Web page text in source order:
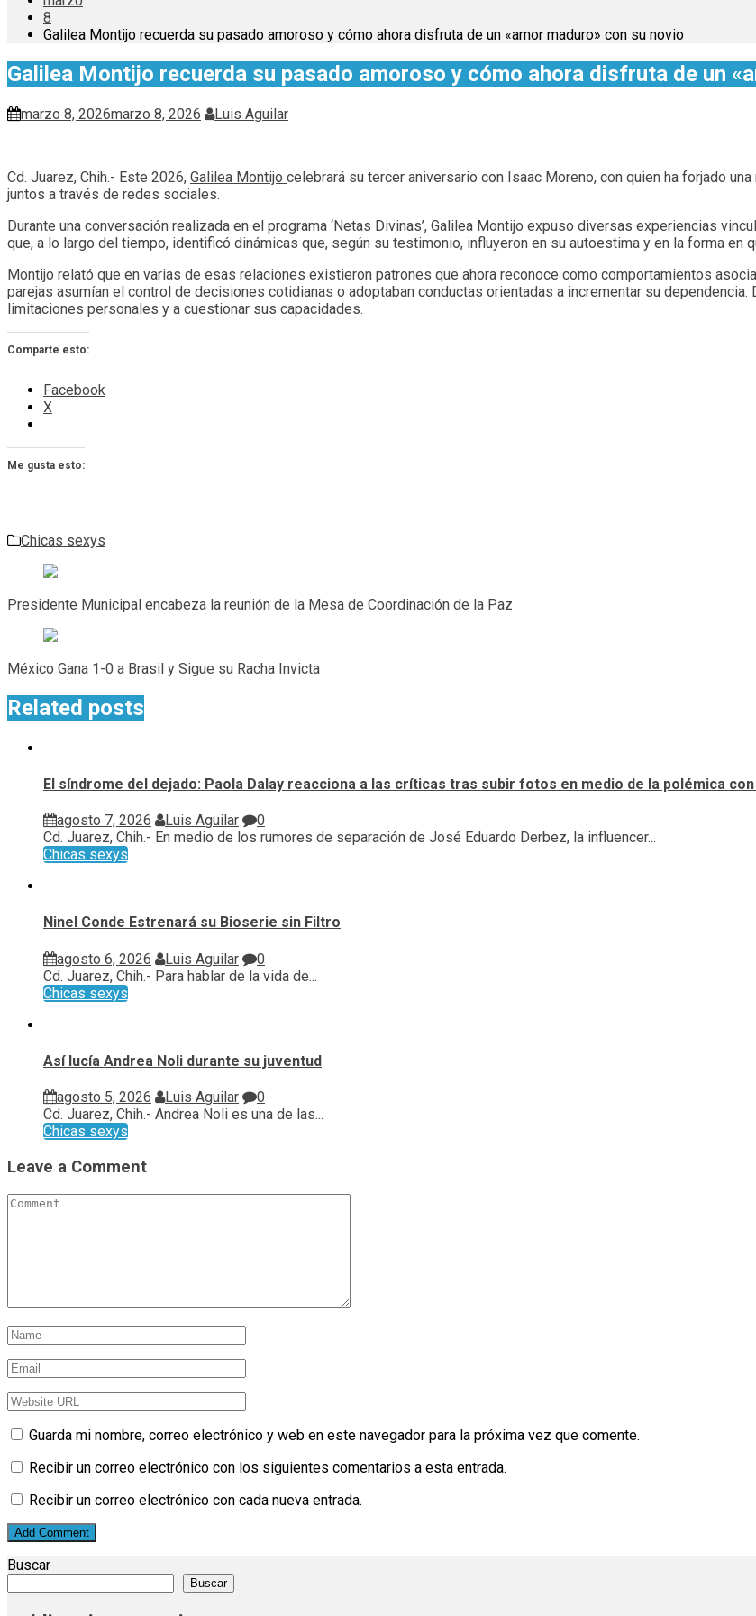
8
Galilea Montijo recuerda su pasado amoroso y cómo ahora disfruta de un «amor maduro» con su novio
Galilea Montijo recuerda su pasado amoroso y cómo ahora disfruta de un
marzo 8, 2026marzo 8, 2026 Luis Aguilar
Cd. Juarez, Chih.- Este 2026, Galilea Montijo celebrará su tercer aniversario con Isaac Moreno, con quien ha forjado
juntos a través de redes sociales.
Durante una conversación realizada en el programa ‘Netas Divinas’, Galilea Montijo expuso diversas experiencias
que, a lo largo del tiempo, identificó dinámicas que, según su testimonio, influyeron en su autoestima y en la forma en
Montijo relató que en varias de esas relaciones existieron patrones que ahora reconoce como comportamientos
parejas asumían el control de decisiones cotidianas o adoptaban conductas orientadas a incrementar su
limitaciones personales y a cuestionar sus capacidades.
Comparte esto:
Facebook
X
Me gusta esto:
Chicas sexys
Navegación
de
entradas
Presidente Municipal encabeza la reunión de la Mesa de Coordinación de la Paz
México Gana 1-0 a Brasil y Sigue su Racha Invicta
Related posts
El síndrome del dejado: Paola Dalay reacciona a las críticas tras subir fotos en medio de la polémica
agosto 7, 2026 Luis Aguilar
0
Cd. Juarez, Chih.- En medio de los rumores de separación de José Eduardo Derbez, la influencer...
Chicas sexys
Ninel Conde Estrenará su Bioserie sin Filtro
agosto 6, 2026 Luis Aguilar
0
Cd. Juarez, Chih.- Para hablar de la vida de...
Chicas sexys
Así lucía Andrea Noli durante su juventud
agosto 5, 2026 Luis Aguilar
0
Cd. Juarez, Chih.- Andrea Noli es una de las...
Chicas sexys
Leave a Comment
Guarda mi nombre, correo electrónico y web en este navegador para la próxima vez que comente.
Recibir un correo electrónico con los siguientes comentarios a esta entrada.
Recibir un correo electrónico con cada nueva entrada.
Buscar
Buscar